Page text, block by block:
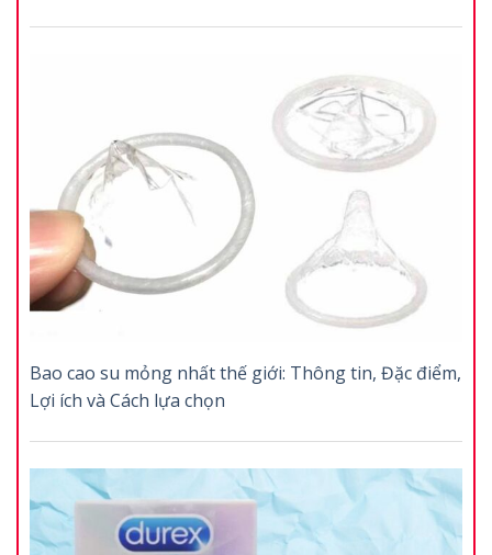
Bao cao su mỏng nhất thế giới: Thông tin, Đặc điểm,
Lợi ích và Cách lựa chọn